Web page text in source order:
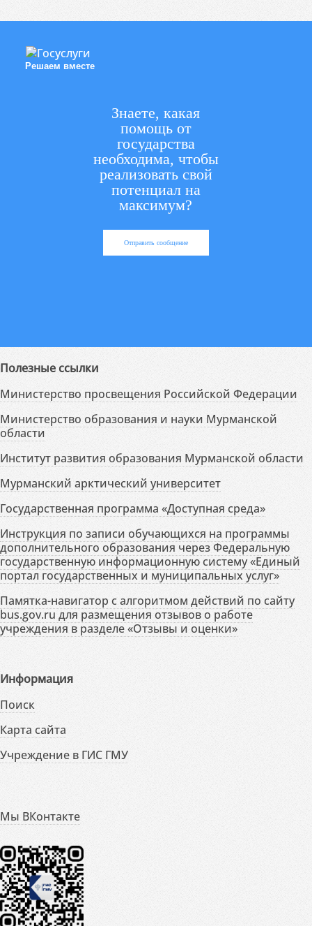
Решаем вместе
Знаете, какая
помощь от
государства
необходима, чтобы
реализовать свой
потенциал на
максимум?
Отправить сообщение
Полезные ссылки
Министерство просвещения Российской Федерации
Министерство образования и науки Мурманской
области
Институт развития образования Мурманской области
Мурманский арктический университет
Государственная программа «Доступная среда»
Инструкция по записи обучающихся на программы
дополнительного образования через Федеральную
государственную информационную систему «Единый
портал государственных и муниципальных услуг»
Памятка-навигатор с алгоритмом действий по сайту
bus.gov.ru для размещения отзывов о работе
учреждения в разделе «Отзывы и оценки»
Информация
Поиск
Карта сайта
Учреждение в ГИС ГМУ
Мы ВКонтакте